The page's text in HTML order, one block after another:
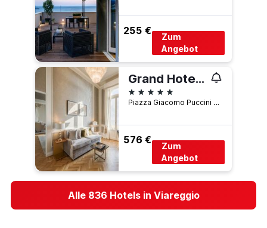
255 €
Zum
Angebot
Grand Hotel Principe di Piemonte
5 Sterne
Piazza Giacomo Puccini 1, Viareggio, Toskana, Italien
576 €
Zum
Angebot
Alle 836 Hotels in Viareggio